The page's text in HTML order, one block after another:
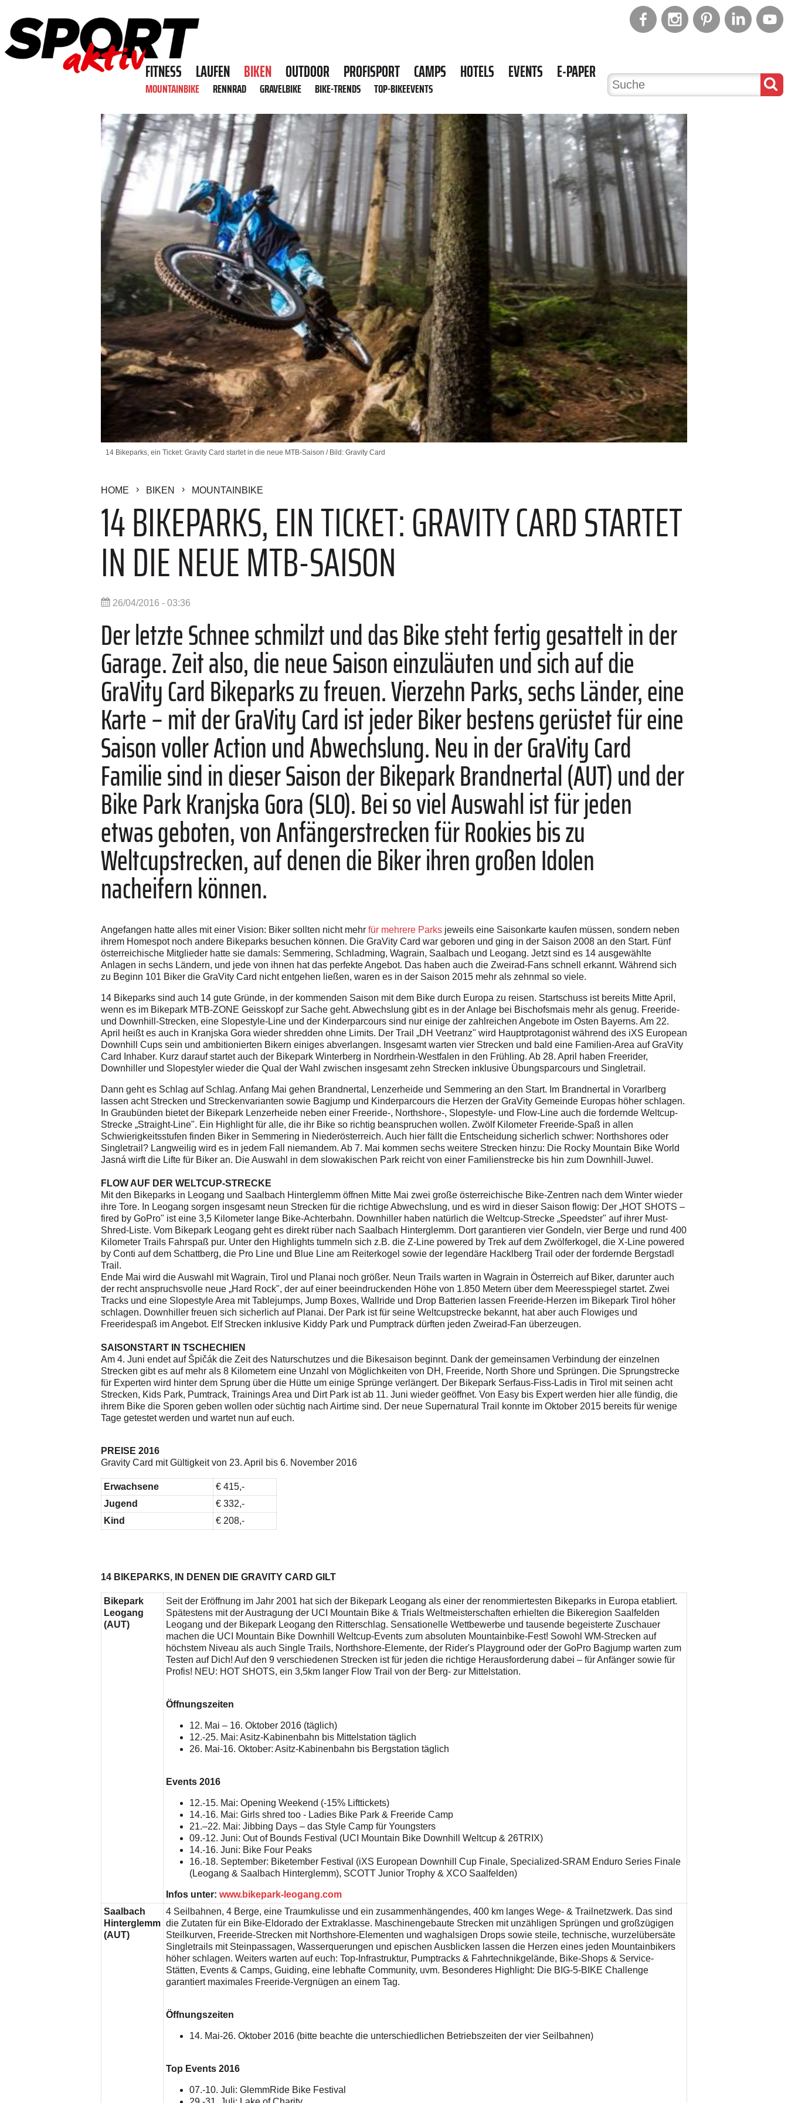
FITNESS LAUFEN BIKEN OUTDOOR PROFISPORT CAMPS HOTELS EVENTS E-PAPER
MOUNTAINBIKE RENNRAD GRAVELBIKE BIKE-TRENDS TOP-BIKEEVENTS
14 Bikeparks, ein Ticket: Gravity Card startet in die neue MTB-Saison / Bild: Gravity Card
HOME BIKEN MOUNTAINBIKE
14 BIKEPARKS, EIN TICKET: GRAVITY CARD STARTET
IN DIE NEUE MTB-SAISON
26/04/2016 - 03:36
Der letzte Schnee schmilzt und das Bike steht fertig gesattelt in der
Garage. Zeit also, die neue Saison einzuläuten und sich auf die
GraVity Card Bikeparks zu freuen. Vierzehn Parks, sechs Länder, eine
Karte – mit der GraVity Card ist jeder Biker bestens gerüstet für eine
Saison voller Action und Abwechslung. Neu in der GraVity Card
Familie sind in dieser Saison der Bikepark Brandnertal (AUT) und der
Bike Park Kranjska Gora (SLO). Bei so viel Auswahl ist für jeden
etwas geboten, von Anfängerstrecken für Rookies bis zu
Weltcupstrecken, auf denen die Biker ihren großen Idolen
nacheifern können.
Angefangen hatte alles mit einer Vision: Biker sollten nicht mehr für mehrere Parks jeweils eine Saisonkarte kaufen müssen, sondern neben
ihrem Homespot noch andere Bikeparks besuchen können. Die GraVity Card war geboren und ging in der Saison 2008 an den Start. Fünf
österreichische Mitglieder hatte sie damals: Semmering, Schladming, Wagrain, Saalbach und Leogang. Jetzt sind es 14 ausgewählte
Anlagen in sechs Ländern, und jede von ihnen hat das perfekte Angebot. Das haben auch die Zweirad-Fans schnell erkannt. Während sich
zu Beginn 101 Biker die GraVity Card nicht entgehen ließen, waren es in der Saison 2015 mehr als zehnmal so viele.
14 Bikeparks sind auch 14 gute Gründe, in der kommenden Saison mit dem Bike durch Europa zu reisen. Startschuss ist bereits Mitte April,
wenn es im Bikepark MTB-ZONE Geisskopf zur Sache geht. Abwechslung gibt es in der Anlage bei Bischofsmais mehr als genug. Freeride-
und Downhill-Strecken, eine Slopestyle-Line und der Kinderparcours sind nur einige der zahlreichen Angebote im Osten Bayerns. Am 22.
April heißt es auch in Kranjska Gora wieder shredden ohne Limits. Der Trail „DH Veetranz" wird Hauptprotagonist während des iXS European
Downhill Cups sein und ambitionierten Bikern einiges abverlangen. Insgesamt warten vier Strecken und bald eine Familien-Area auf GraVity
Card Inhaber. Kurz darauf startet auch der Bikepark Winterberg in Nordrhein-Westfalen in den Frühling. Ab 28. April haben Freerider,
Downhiller und Slopestyler wieder die Qual der Wahl zwischen insgesamt zehn Strecken inklusive Übungsparcours und Singletrail.
Dann geht es Schlag auf Schlag. Anfang Mai gehen Brandnertal, Lenzerheide und Semmering an den Start. Im Brandnertal in Vorarlberg
lassen acht Strecken und Streckenvarianten sowie Bagjump und Kinderparcours die Herzen der GraVity Gemeinde Europas höher schlagen.
In Graubünden bietet der Bikepark Lenzerheide neben einer Freeride-, Northshore-, Slopestyle- und Flow-Line auch die fordernde Weltcup-
Strecke „Straight-Line". Ein Highlight für alle, die ihr Bike so richtig beanspruchen wollen. Zwölf Kilometer Freeride-Spaß in allen
Schwierigkeitsstufen finden Biker in Semmering in Niederösterreich. Auch hier fällt die Entscheidung sicherlich schwer: Northshores oder
Singletrail? Langweilig wird es in jedem Fall niemandem. Ab 7. Mai kommen sechs weitere Strecken hinzu: Die Rocky Mountain Bike World
Jasná wirft die Lifte für Biker an. Die Auswahl in dem slowakischen Park reicht von einer Familienstrecke bis hin zum Downhill-Juwel.
FLOW AUF DER WELTCUP-STRECKE
Mit den Bikeparks in Leogang und Saalbach Hinterglemm öffnen Mitte Mai zwei große österreichische Bike-Zentren nach dem Winter wieder
ihre Tore. In Leogang sorgen insgesamt neun Strecken für die richtige Abwechslung, und es wird in dieser Saison flowig: Der „HOT SHOTS –
fired by GoPro" ist eine 3,5 Kilometer lange Bike-Achterbahn. Downhiller haben natürlich die Weltcup-Strecke „Speedster" auf ihrer Must-
Shred-Liste. Vom Bikepark Leogang geht es direkt rüber nach Saalbach Hinterglemm. Dort garantieren vier Gondeln, vier Berge und rund 400
Kilometer Trails Fahrspaß pur. Unter den Highlights tummeln sich z.B. die Z-Line powered by Trek auf dem Zwölferkogel, die X-Line powered
by Conti auf dem Schattberg, die Pro Line und Blue Line am Reiterkogel sowie der legendäre Hacklberg Trail oder der fordernde Bergstadl
Trail.
Ende Mai wird die Auswahl mit Wagrain, Tirol und Planai noch größer. Neun Trails warten in Wagrain in Österreich auf Biker, darunter auch
der recht anspruchsvolle neue „Hard Rock", der auf einer beeindruckenden Höhe von 1.850 Metern über dem Meeresspiegel startet. Zwei
Tracks und eine Slopestyle Area mit Tablejumps, Jump Boxes, Wallride und Drop Batterien lassen Freeride-Herzen im Bikepark Tirol höher
schlagen. Downhiller freuen sich sicherlich auf Planai. Der Park ist für seine Weltcupstrecke bekannt, hat aber auch Flowiges und
Freeridespaß im Angebot. Elf Strecken inklusive Kiddy Park und Pumptrack dürften jeden Zweirad-Fan überzeugen.
SAISONSTART IN TSCHECHIEN
Am 4. Juni endet auf Špičák die Zeit des Naturschutzes und die Bikesaison beginnt. Dank der gemeinsamen Verbindung der einzelnen
Strecken gibt es auf mehr als 8 Kilometern eine Unzahl von Möglichkeiten von DH, Freeride, North Shore und Sprüngen. Die Sprungstrecke
für Experten wird hinter dem Sprung über die Hütte um einige Sprünge verlängert. Der Bikepark Serfaus-Fiss-Ladis in Tirol mit seinen acht
Strecken, Kids Park, Pumtrack, Trainings Area und Dirt Park ist ab 11. Juni wieder geöffnet. Von Easy bis Expert werden hier alle fündig, die
ihrem Bike die Sporen geben wollen oder süchtig nach Airtime sind. Der neue Supernatural Trail konnte im Oktober 2015 bereits für wenige
Tage getestet werden und wartet nun auf euch.
PREISE 2016
Gravity Card mit Gültigkeit von 23. April bis 6. November 2016
Erwachsene
€ 415,-
Jugend
€ 332,-
Kind
€ 208,-
14 BIKEPARKS, IN DENEN DIE GRAVITY CARD GILT
Bikepark
Leogang
(AUT)
Seit der Eröffnung im Jahr 2001 hat sich der Bikepark Leogang als einer der renommiertesten Bikeparks in Europa etabliert.
Spätestens mit der Austragung der UCI Mountain Bike & Trials Weltmeisterschaften erhielten die Bikeregion Saalfelden
Leogang und der Bikepark Leogang den Ritterschlag. Sensationelle Wettbewerbe und tausende begeisterte Zuschauer
machen die UCI Mountain Bike Downhill Weltcup-Events zum absoluten Mountainbike-Fest! Sowohl WM-Strecken auf
höchstem Niveau als auch Single Trails, Northshore-Elemente, der Rider's Playground oder der GoPro Bagjump warten zum
Testen auf Dich! Auf den 9 verschiedenen Strecken ist für jeden die richtige Herausforderung dabei – für Anfänger sowie für
Profis! NEU: HOT SHOTS, ein 3,5km langer Flow Trail von der Berg- zur Mittelstation.
Öffnungszeiten
12. Mai – 16. Oktober 2016 (täglich)
12.-25. Mai: Asitz-Kabinenbahn bis Mittelstation täglich
26. Mai-16. Oktober: Asitz-Kabinenbahn bis Bergstation täglich
Events 2016
12.-15. Mai: Opening Weekend (-15% Lifttickets)
14.-16. Mai: Girls shred too - Ladies Bike Park & Freeride Camp
21.–22. Mai: Jibbing Days – das Style Camp für Youngsters
09.-12. Juni: Out of Bounds Festival (UCI Mountain Bike Downhill Weltcup & 26TRIX)
14.-16. Juni: Bike Four Peaks
16.-18. September: Biketember Festival (iXS European Downhill Cup Finale, Specialized-SRAM Enduro Series Finale
(Leogang & Saalbach Hinterglemm), SCOTT Junior Trophy & XCO Saalfelden)
Infos unter: www.bikepark-leogang.com
Saalbach
Hinterglemm
(AUT)
4 Seilbahnen, 4 Berge, eine Traumkulisse und ein zusammenhängendes, 400 km langes Wege- & Trailnetzwerk. Das sind
die Zutaten für ein Bike-Eldorado der Extraklasse. Maschinengebaute Strecken mit unzähligen Sprüngen und großzügigen
Steilkurven, Freeride-Strecken mit Northshore-Elementen und waghalsigen Drops sowie steile, technische, wurzelübersäte
Singletrails mit Steinpassagen, Wasserquerungen und epischen Ausblicken lassen die Herzen eines jeden Mountainbikers
höher schlagen. Weiters warten auf euch: Top-Infrastruktur, Pumptracks & Fahrtechnikgelände, Bike-Shops & Service-
Stätten, Events & Camps, Guiding, eine lebhafte Community, uvm. Besonderes Highlight: Die BIG-5-BIKE Challenge
garantiert maximales Freeride-Vergnügen an einem Tag.
Öffnungszeiten
14. Mai-26. Oktober 2016 (bitte beachte die unterschiedlichen Betriebszeiten der vier Seilbahnen)
Top Events 2016
07.-10. Juli: GlemmRide Bike Festival